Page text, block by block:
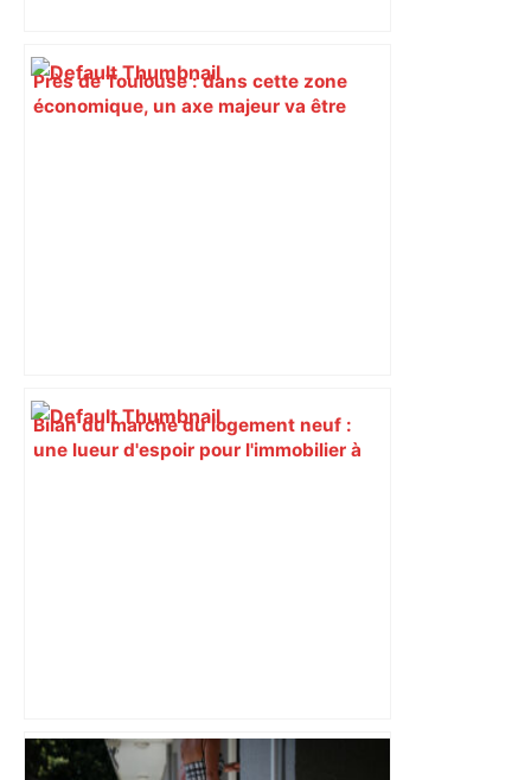
Près de Toulouse : dans cette zone
économique, un axe majeur va être
Bilan du marché du logement neuf :
une lueur d'espoir pour l'immobilier à
Quand Laporte monte au créneau